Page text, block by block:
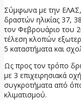
Σύμφωνα με την
δραστών ηλικίας 37,
τον Φεβρουάριο του
τέλεση κλοπών
5 καταστήματα και
Ως προς τον τρόπο
με 3 επιχειρησιακά
συγκροτήματα από
κλιματισμού.